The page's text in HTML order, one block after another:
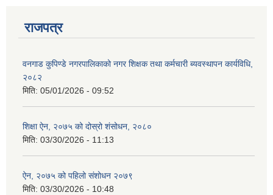
राजपत्र
वनगाड कुपिण्डे नगरपालिकाको नगर शिक्षक तथा कर्मचारी ब्यवस्थापन कार्यविधि,
२०८२
मिति: 05/01/2026 - 09:52
शिक्षा ऐन, २०७५ को दोस्रो शंसोधन, २०८०
मिति: 03/30/2026 - 11:13
ऐन, २०७५ को पहिलो संशोधन २०७९
मिति: 03/30/2026 - 10:48